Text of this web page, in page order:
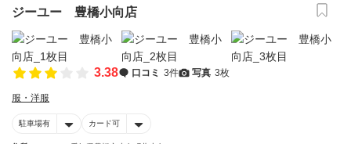
ジーユー 豊橋小向店
3.38 口コミ 3件 写真 3枚
服・洋服
駐車場有 カード可